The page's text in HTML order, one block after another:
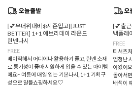
[💕무더위대비❄️시즌입고][JUST
BETTER] 1+1 에브리데이 라운드
린넨나시
FREE
베이직해서 어디에나 활용하기 좋고, 린넨 소재
로 통기성이 좋아 시원하게 입을 수 있는 아이템
에요~ 여름에 매일 입는 기본나시, 1+1 기획구
성으로 알뜰쇼핑하세요♡
[💕출
백플레
FREE
티셔츠
엄청난
아왔어
돌아서
배색이